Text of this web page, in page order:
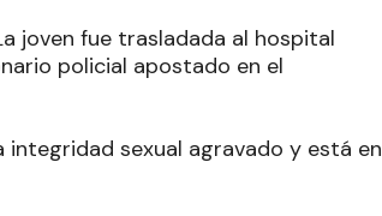
joven fue trasladada al hospital
policial apostado en el
sexual agravado y está en